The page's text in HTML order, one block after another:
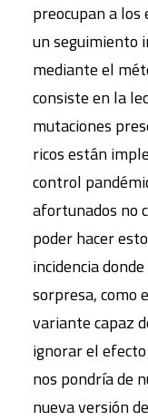
preocupan a
un seguimiento
mediante el
consiste en la
mutaciones
ricos están
control
afortunados no
poder hacer
incidencia
sorpresa, como
variante capaz
ignorar el
nos pondría de
nueva versión